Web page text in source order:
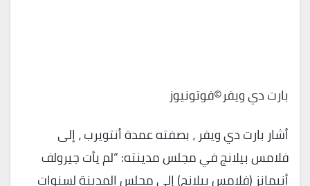
بارت دي ويفر©فوتونيوز
أشار بارت دي ويفر ، بصفته عمدة أنتويرب ، إلى
فلامس بيلانج في مجلس مدينته: “لم يأت جيرولف
أنيمانز (فلامس بيلانج) إلى مجلس المدينة لسنوات